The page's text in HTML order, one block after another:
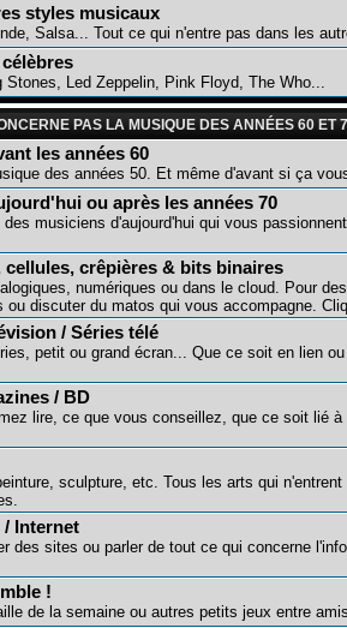
styles musicaux
Salsa... Tout ce qui n'entre pas dans les
Stones, Led Zeppelin, Pink Floyd, The Who...
PAS LA MUSIQUE DES ANNÉES 60 ET
les années 60
des années 50. Et même d'avant si ça
ou après les années 70
musiciens d'aujourd'hui qui vous
cellules, crêpières & bits binaires
numériques ou dans le cloud. Pour des
ou discuter du matos qui vous accompagne.
/ Séries télé
petit ou grand écran... Que ce soit en lien
/ BD
lire, ce que vous conseillez, que ce soit lié à
sculpture, etc. Tous les arts qui
Internet
des sites ou parler de tout ce qui concerne
!
de la semaine ou autres petits jeux entre